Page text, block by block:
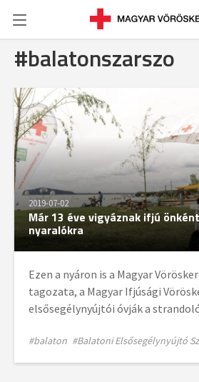
#balatonszarszo
2019-07-02
Már 13 éve vigyáznak ifjú
nyaralókra
Ezen a nyáron is a Magyar
tagozata, a Magyar Ifjúsági
elsősegélynyújtói óvják a
#balaton #Balatoni Elsősegélynyújtó